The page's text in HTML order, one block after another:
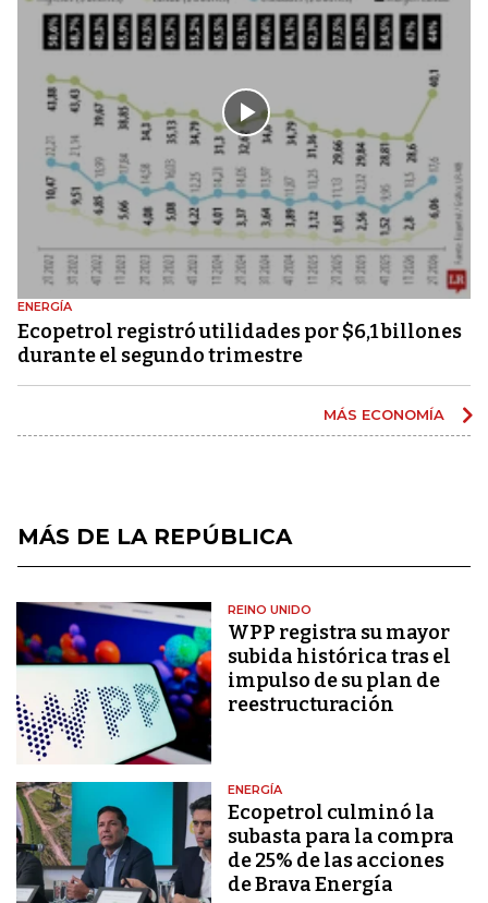
ENERGÍA
Ecopetrol registró utilidades por $6,1 billones
durante el segundo trimestre
MÁS ECONOMÍA
MÁS DE LA REPÚBLICA
REINO UNIDO
WPP registra su mayor
subida histórica tras el
impulso de su plan de
reestructuración
ENERGÍA
Ecopetrol culminó la
subasta para la compra
de 25% de las acciones
de Brava Energía